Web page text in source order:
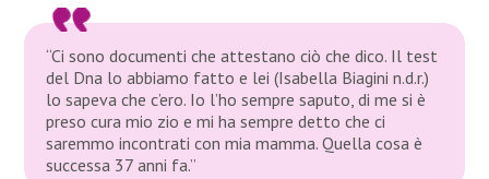
“Ci sono documenti che attestano ciò che dico. Il test
del Dna lo abbiamo fatto e lei (Isabella Biagini n.d.r.)
lo sapeva che c’ero. Io l’ho sempre saputo, di me si è
preso cura mio zio e mi ha sempre detto che ci
saremmo incontrati con mia mamma. Quella cosa è
successa 37 anni fa.”